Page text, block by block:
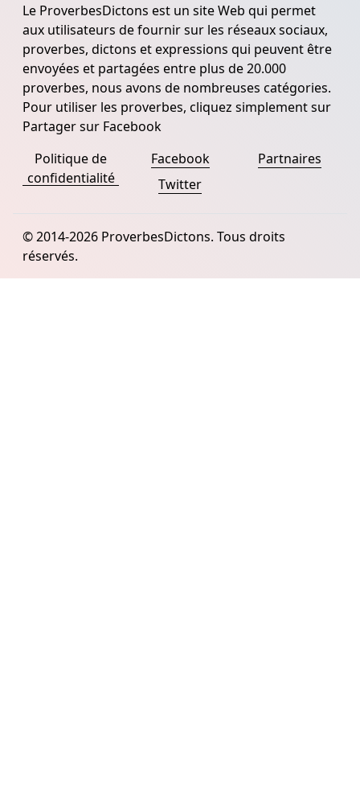
Le ProverbesDictons est un site Web qui permet
aux utilisateurs de fournir sur les réseaux sociaux,
proverbes, dictons et expressions qui peuvent être
envoyées et partagées entre plus de 20.000
proverbes, nous avons de nombreuses catégories.
Pour utiliser les proverbes, cliquez simplement sur
Partager sur Facebook
Politique de
confidentialité
Facebook
Twitter
Partnaires
© 2014-2026 ProverbesDictons. Tous droits
réservés.